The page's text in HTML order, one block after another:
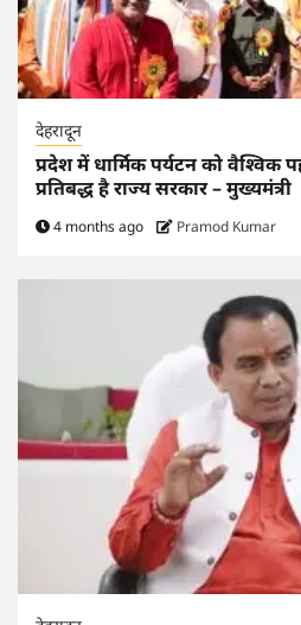
देहरादून
प्रदेश में धार्मिक पर्यटन को वैश्विक
प्रतिबद्ध है राज्य सरकार – मुख्यमंत्री
4 months ago Pramod Kumar